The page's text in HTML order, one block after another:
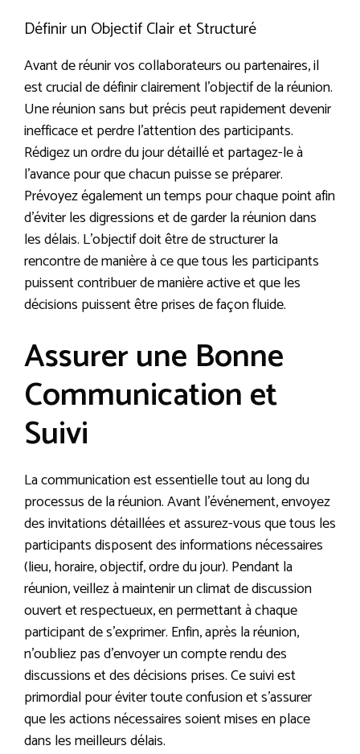
Définir un Objectif Clair et Structuré
Avant de réunir vos collaborateurs ou partenaires, il
est crucial de définir clairement l’objectif de la réunion.
Une réunion sans but précis peut rapidement devenir
inefficace et perdre l’attention des participants.
Rédigez un ordre du jour détaillé et partagez-le à
l’avance pour que chacun puisse se préparer.
Prévoyez également un temps pour chaque point afin
d’éviter les digressions et de garder la réunion dans
les délais. L’objectif doit être de structurer la
rencontre de manière à ce que tous les participants
puissent contribuer de manière active et que les
décisions puissent être prises de façon fluide.
Assurer une Bonne
Communication et
Suivi
La communication est essentielle tout au long du
processus de la réunion. Avant l’événement, envoyez
des invitations détaillées et assurez-vous que tous les
participants disposent des informations nécessaires
(lieu, horaire, objectif, ordre du jour). Pendant la
réunion, veillez à maintenir un climat de discussion
ouvert et respectueux, en permettant à chaque
participant de s’exprimer. Enfin, après la réunion,
n’oubliez pas d’envoyer un compte rendu des
discussions et des décisions prises. Ce suivi est
primordial pour éviter toute confusion et s’assurer
que les actions nécessaires soient mises en place
dans les meilleurs délais.